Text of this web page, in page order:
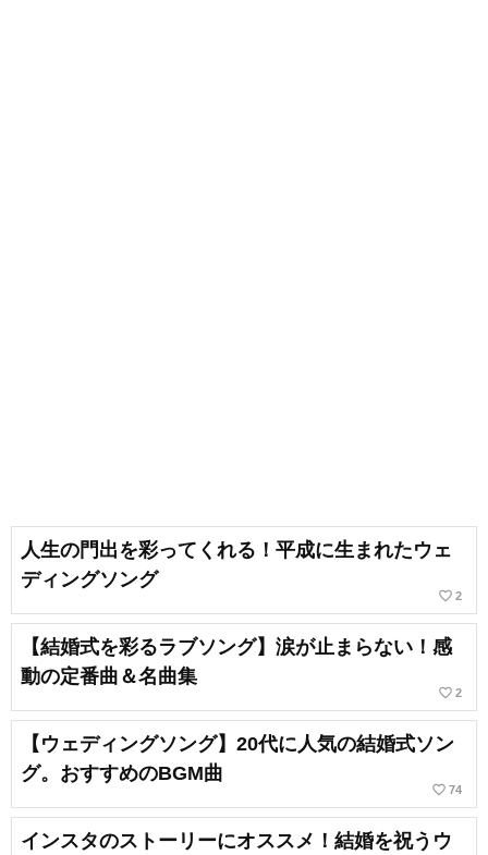
人生の門出を彩ってくれる！平成に生まれたウェ
ディングソング
favorite_border 2
【結婚式を彩るラブソング】涙が止まらない！感
動の定番曲＆名曲集
favorite_border 2
【ウェディングソング】20代に人気の結婚式ソン
グ。おすすめのBGM曲
favorite_border 74
インスタのストーリーにオススメ！結婚を祝うウ